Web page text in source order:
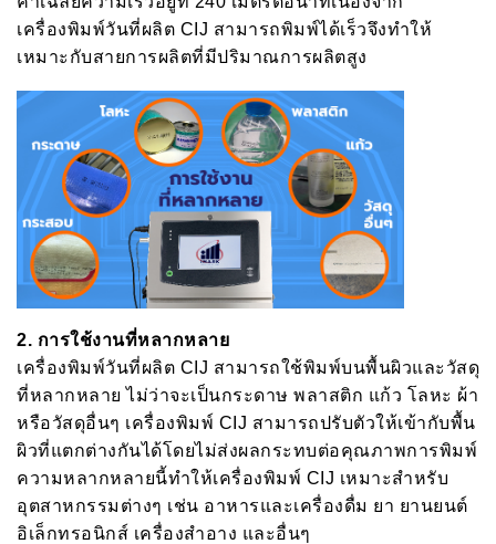
เครื่องพิมพ์วันที่ผลิต CIJ สามารถพิมพ์ได้เร็วจึงทำให้
เหมาะกับสายการผลิตที่มีปริมาณการผลิตสูง
2. การใช้งานที่หลากหลาย
เครื่องพิมพ์วันที่ผลิต CIJ สามารถใช้พิมพ์บนพื้นผิวและวัสดุ
ที่หลากหลาย ไม่ว่าจะเป็นกระดาษ พลาสติก แก้ว โลหะ ผ้า
หรือวัสดุอื่นๆ เครื่องพิมพ์ CIJ สามารถปรับตัวให้เข้ากับพื้น
ผิวที่แตกต่างกันได้โดยไม่ส่งผลกระทบต่อคุณภาพการพิมพ์
ความหลากหลายนี้ทำให้เครื่องพิมพ์ CIJ เหมาะสำหรับ
อุตสาหกรรมต่างๆ เช่น อาหารและเครื่องดื่ม ยา ยานยนต์
อิเล็กทรอนิกส์ เครื่องสำอาง และอื่นๆ